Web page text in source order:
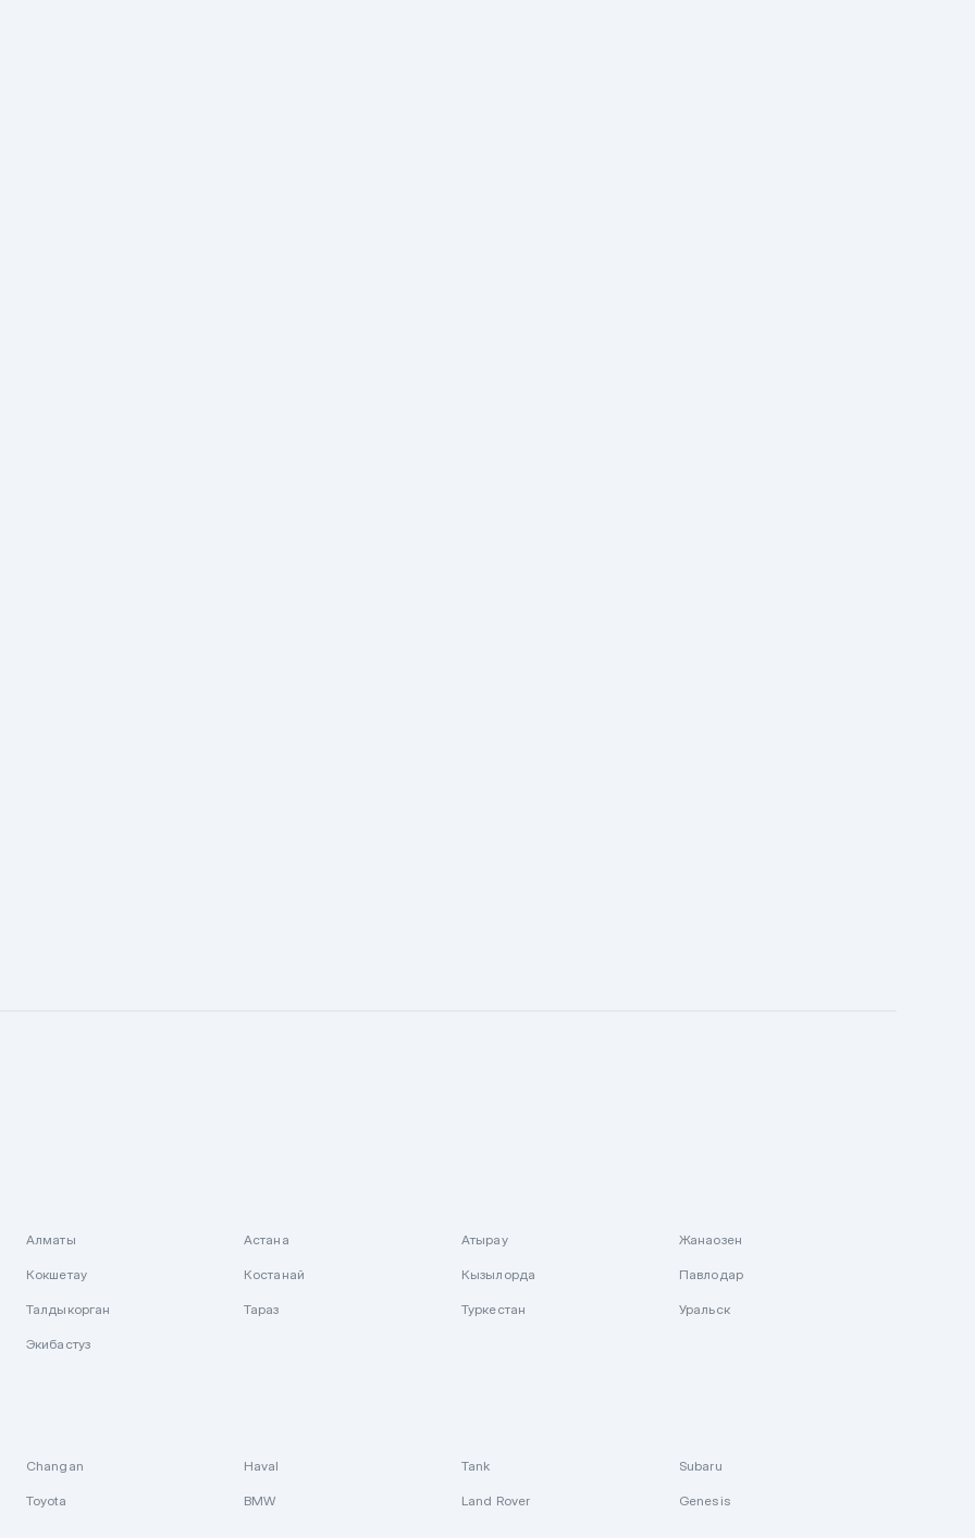
Алматы Астана Атырау Жанаозен
Кокшетау Костанай Кызылорда Павлодар
Талдыкорган Тараз Туркестан Уральск
Экибастуз
Changan Haval Tank Subaru
Toyota BMW Land Rover Genesis